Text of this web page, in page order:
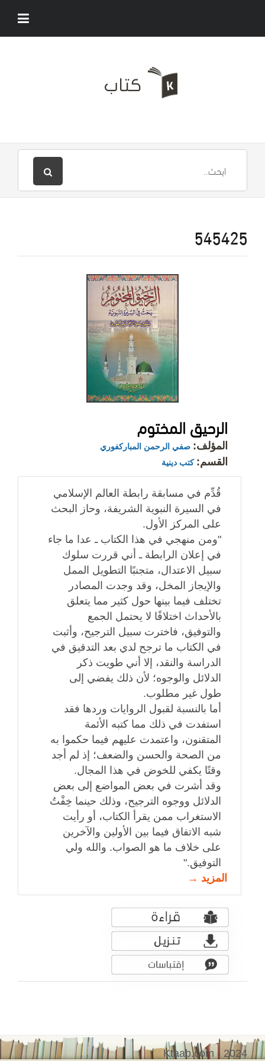
545425
الرحيق المختوم
المؤلف: صفي الرحمن المباركفوري
القسم: كتب دينية
قُدِّم في مسابقة رابطة العالم الإسلامي
في السيرة النبوية الشريفة، وحاز البحث
على المركز الأول.
"ومن منهجي في هذا الكتاب ـ عدا ما جاء
في إعلان الرابطة ـ أني قررت سلوك
سبيل الاعتدال، متجنبًا التطويل الممل
والإيجاز المخل، وقد وجدت المصادر
تختلف فيما بينها حول كثير مما يتعلق
بالأحداث اختلافًا لا يحتمل الجمع
والتوفيق، فاخترت سبيل الترجيح، وأثبت
في الكتاب ما ترجح لدي بعد التدقيق في
الدراسة والنقد، إلا أني طويت ذكر
الدلائل والوجوه؛ لأن ذلك يفضي إلى
طول غير مطلوب‏.‏
أما بالنسبة لقبول الروايات وردها فقد
استفدت في ذلك مما كتبه الأئمة
المتقنون، واعتمدت عليهم فيما حكموا به
من الصحة والحسن والضعف؛ إذ لم أجد
وقتًا يكفي للخوض في هذا المجال‏.‏
وقد أشرت في بعض المواضع إلى بعض
الدلائل ووجوه الترجيح، وذلك حينما خِفْتُ
الاستغراب ممن يقرأ الكتاب، أو رأيت
شبه الاتفاق فيما بين الأولين والآخرين
على خلاف ما هو الصواب‏.‏ والله ولي
التوفيق‏.‏"
المزيد →
Ktaab.com - 2024